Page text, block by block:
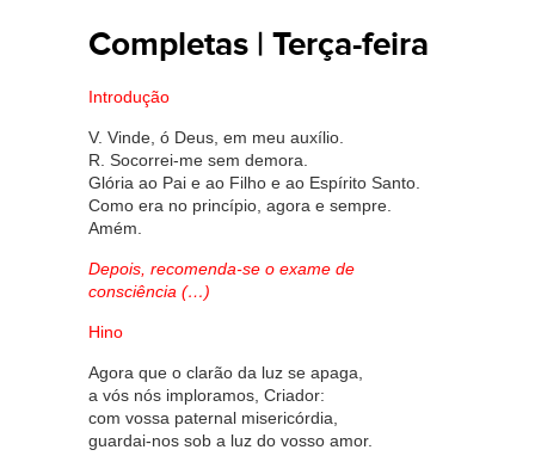
Completas | Terça-feira
Introdução
V. Vinde, ó Deus, em meu auxílio.
R. Socorrei-me sem demora.
Glória ao Pai e ao Filho e ao Espírito Santo.
Como era no princípio, agora e sempre.
Amém.
Depois, recomenda-se o exame de
consciência (…)
Hino
Agora que o clarão da luz se apaga,
a vós nós imploramos, Criador:
com vossa paternal misericórdia,
guardai-nos sob a luz do vosso amor.